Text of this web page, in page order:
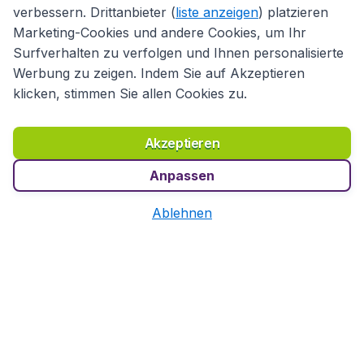
finden!
39203 Kundenbewertungen
Kundenservice
verbessern. Drittanbieter (liste anzeigen) platzieren
Marketing-Cookies und andere Cookies, um Ihr
Surfverhalten zu verfolgen und Ihnen personalisierte
Werbung zu zeigen. Indem Sie auf Akzeptieren
klicken, stimmen Sie allen Cookies zu.
Akzeptieren
Anpassen
Ablehnen